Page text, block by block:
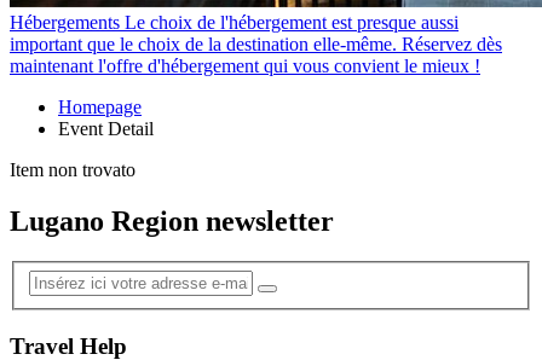
Hébergements Le choix de l'hébergement est presque aussi
important que le choix de la destination elle-même. Réservez dès
maintenant l'offre d'hébergement qui vous convient le mieux !
Homepage
Event Detail
Item non trovato
Lugano Region newsletter
Travel Help